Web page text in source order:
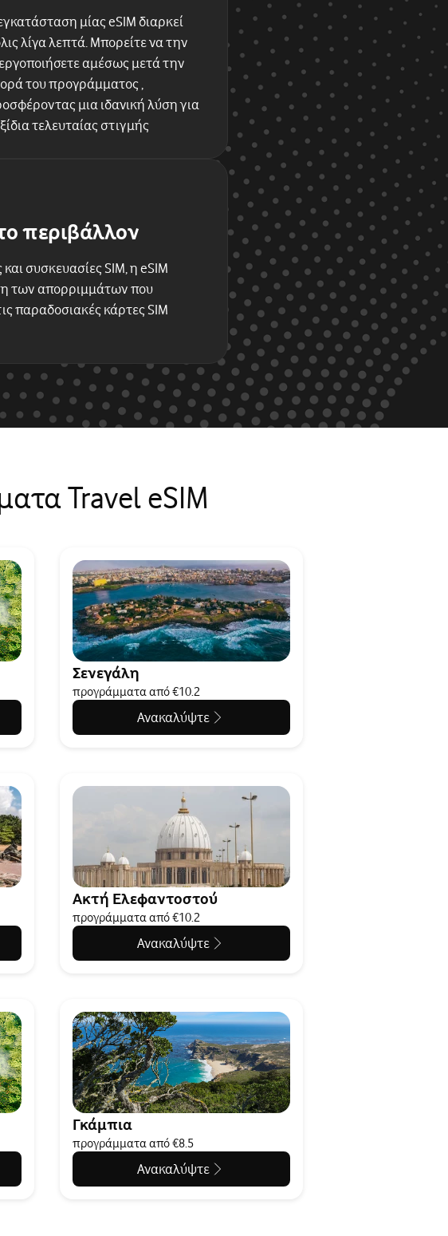
μίας eSIM διαρκεί
λίγα λεπτά. Μπορείτε να την
αμέσως μετά την
του προγράμματος ,
μια ιδανική λύση για
τελευταίας στιγμής
περιβάλλον
συσκευασίες SIM, η eSIM
των απορριμμάτων που
παραδοσιακές κάρτες SIM
Travel eSIM
Σενεγάλη
προγράμματα από €10.2
Ανακαλύψτε
Ακτή Ελεφαντοστού
προγράμματα από €10.2
Ανακαλύψτε
Γκάμπια
προγράμματα από €8.5
Ανακαλύψτε